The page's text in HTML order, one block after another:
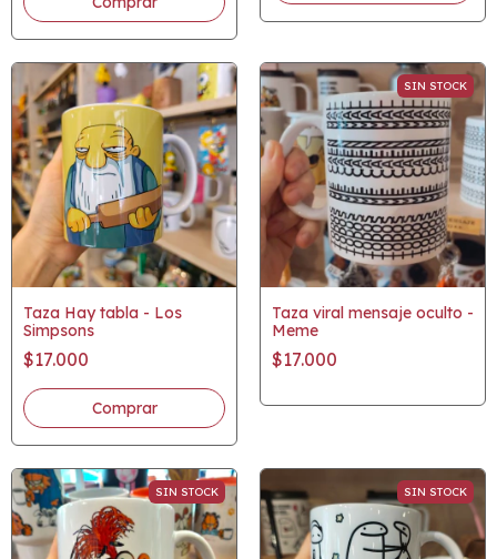
Taza Hay tabla - Los
Simpsons
$17.000
SIN STOCK
Taza viral mensaje oculto -
Meme
$17.000
SIN STOCK SIN STOCK